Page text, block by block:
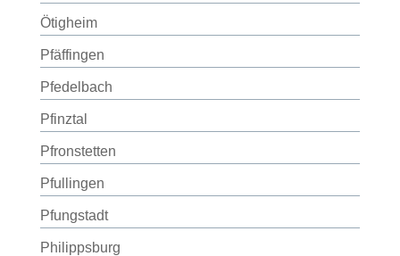
Ötigheim
Pfäffingen
Pfedelbach
Pfinztal
Pfronstetten
Pfullingen
Pfungstadt
Philippsburg